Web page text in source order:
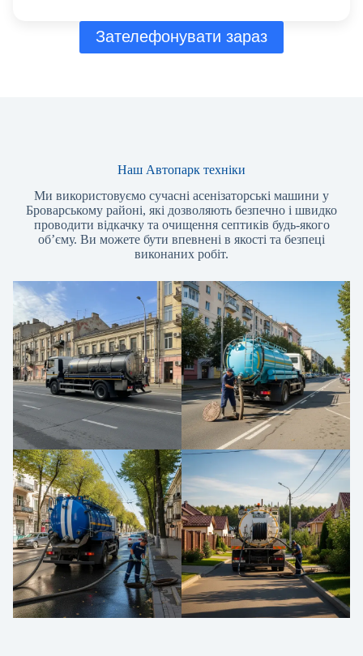
Зателефонувати зараз
Наш Автопарк техніки
Ми використовуємо сучасні асенізаторські машини у
Броварському районі, які дозволяють безпечно і швидко
проводити відкачку та очищення септиків будь-якого
об’єму. Ви можете бути впевнені в якості та безпеці
виконаних робіт.